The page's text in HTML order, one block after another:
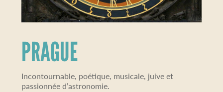
PRAGUE
Incontournable, poétique, musicale, juive et
passionnée d’astronomie.